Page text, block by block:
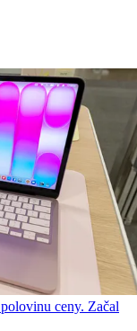
ceny. Začal